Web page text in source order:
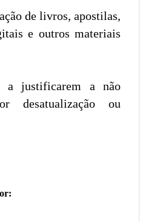
de livros, apostilas,
e outros materiais
a justificarem a não
desatualização ou